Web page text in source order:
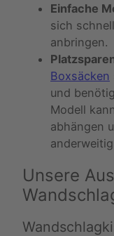
Einfache
sich
anbringen.
Boxsäcken
und
Modell
abhängen
Unsere